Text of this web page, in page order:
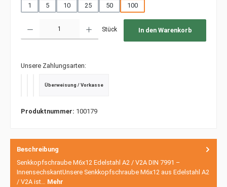
1
5 10 25 50 100
Stück In den Warenkorb
Unsere Zahlungsarten:
Überweisung / Vorkasse
Produktnummer: 100179
Beschreibung
Senkkopfschraube M6x12 Edelstahl A2 / V2A DIN 7991 –
InnensechskantUnsere Senkkopfschraube M6x12 aus Edelstahl A2
/ V2A ist… Mehr